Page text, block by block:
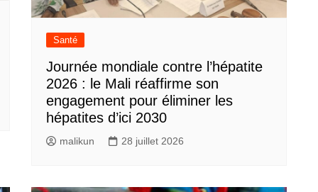
Santé
Journée mondiale contre l’hépatite
2026 : le Mali réaffirme son
engagement pour éliminer les
hépatites d’ici 2030
malikun 28 juillet 2026